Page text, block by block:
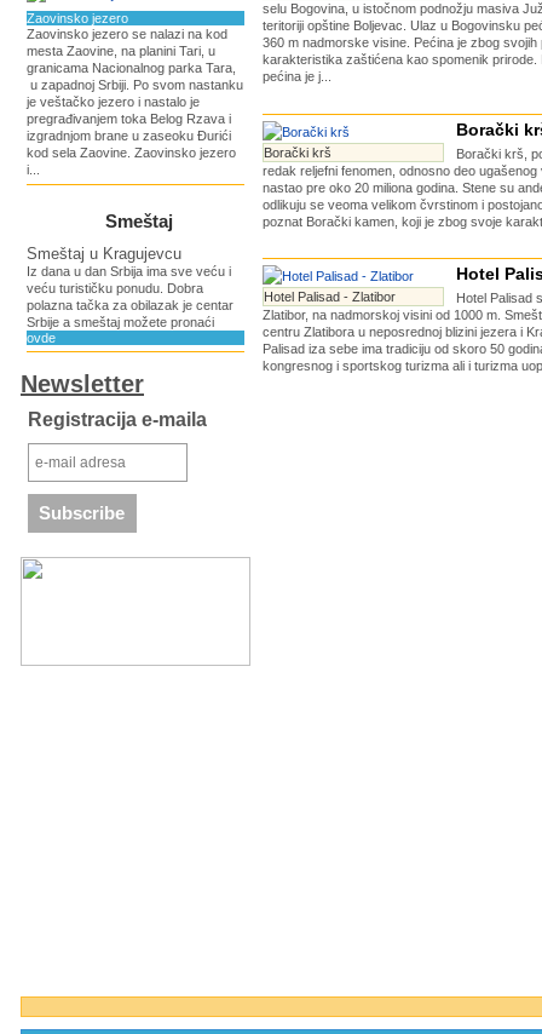
Zaovinsko jezero
Zaovinsko jezero se nalazi na kod
mesta Zaovine, na planini Tari, u
granicama Nacionalnog parka Tara,
u zapadnoj Srbiji. Po svom nastanku
je veštačko jezero i nastalo je
pregrađivanjem toka Belog Rzava i
izgradnjom brane u zaseoku Đurići
kod sela Zaovine. Zaovinsko jezero
i...
Smeštaj
Smeštaj u Kragujevcu
Iz dana u dan Srbija ima sve veću i
veću turističku ponudu. Dobra
polazna tačka za obilazak je centar
Srbije a smeštaj možete pronaći
ovde
Newsletter
Registracija e-maila
selu Bogovina, u istočnom podnožju masiva
teritoriji opštine Boljevac. Ulaz u Bogovinsku
360 m nadmorske visine. Pеćina je zbog svojih
karakteristika zaštićena kao spomenik prirode.
pećina je j...
Borački krš
Borački
Borački krš,
redak reljefni fenomen, odnosno deo ugašenog
nastao pre oko 20 miliona godina. Stene su
odlikuju se veoma velikom čvrstinom i
poznat Borački kamen, koji je zbog svoje
Hotel Palisad - Zlatibor
Hotel
Hotel Palisad
Zlatibor, na nadmorskoj visini od 1000 m.
centru Zlatibora u neposrednoj blizini jezera i
Palisad iza sebe ima tradiciju od skoro 50
kongresnog i sportskog turizma ali i turizma